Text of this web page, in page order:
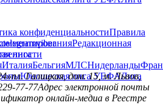
конфиденциальностиПравила
Редакционная
telegramviber
лига
ИталияБельгияМЛСНидерланды
Юношеская лига УЕФАЛига
пл. Галицкая, дом. 15, м. Львов,
77-77Адрес электронной почты
онлайн-медиа в Реестре